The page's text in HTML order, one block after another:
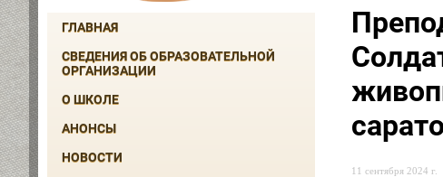
ГЛАВНАЯ
СВЕДЕНИЯ ОБ ОБРАЗОВАТЕЛЬНОЙ
ОРГАНИЗАЦИИ
О ШКОЛЕ
АНОНСЫ
НОВОСТИ
11 сентября 2024 г.